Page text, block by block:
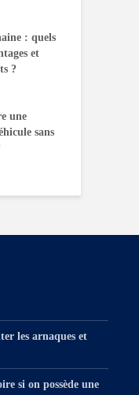
: quels
et
?
une
sans
les arnaques et
si on possède une